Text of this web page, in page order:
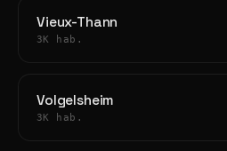
Vieux-Thann
3K hab.
Volgelsheim
3K hab.